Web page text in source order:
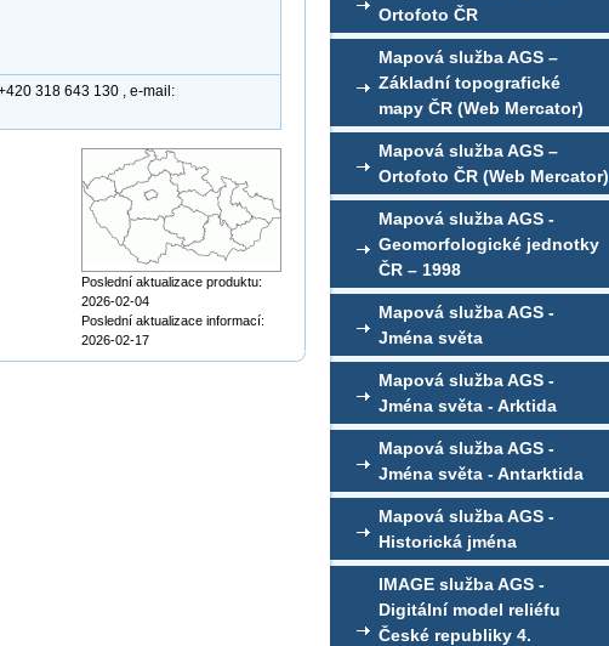
Ortofoto ČR
Mapová služba AGS –
Základní topografické
mapy ČR (Web Mercator)
Mapová služba AGS –
Ortofoto ČR (Web Mercator)
Mapová služba AGS -
Geomorfologické jednotky
ČR – 1998
Mapová služba AGS -
Jména světa
Mapová služba AGS -
Jména světa - Arktida
Mapová služba AGS -
Jména světa - Antarktida
Mapová služba AGS -
Historická jména
IMAGE služba AGS -
Digitální model reliéfu
České republiky 4.
318 643 130 , e-mail:
Poslední aktualizace produktu:
2026-02-04
Poslední aktualizace informací:
2026-02-17